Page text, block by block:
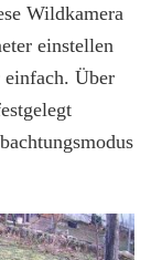
Wildkamera
einstellen
einfach. Über